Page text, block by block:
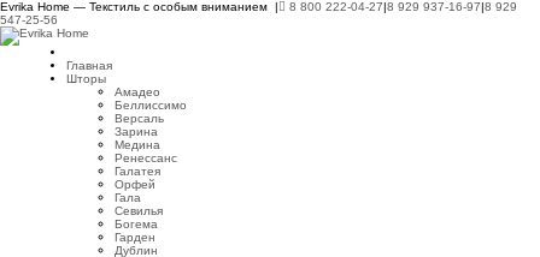
Evrika Home — Текстиль с особым вниманием | 8 800 222-04-27|8 929 937-16-97|8 929
547-25-56
Главная
Шторы
Амадео
Беллиссимо
Версаль
Зарина
Медина
Ренессанс
Галатея
Орфей
Гала
Севилья
Богема
Гарден
Дублин